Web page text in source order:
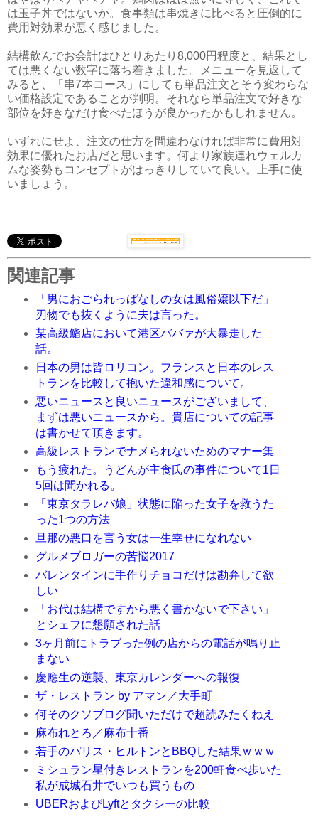
は玉子丼ではないか。食事類は串焼きに比べると圧倒的に
費用対効果が悪く感じました。
結構飲んでお会計はひとりあたり8,000円程度と、結果とし
ては悪くない数字に落ち着きました。メニューを見返して
みると、「串7本コース」にしても単品注文とそう変わらな
い価格設定であることが判明。それなら単品注文で好きな
部位を好きなだけ食べたほうが良かったかもしれません。
いずれにせよ、注文の仕方を間違わなければ非常に費用対
効果に優れたお店だと思います。何より家族連れウェルカ
ムな姿勢もコンセプトがはっきりしていて良い。上手に使
いましょう。
関連記事
「男におごられっぱなしの女は風俗嬢以下だ」
刃物でも抜くように夫は言った。
某高級鮨店において港区ババァが大暴走した
話。
日本の男は皆ロリコン。フランスと日本のレス
トランを比較して抱いた違和感について。
悪いニュースと良いニュースがございまして、
まずは悪いニュースから。貴店についての記事
は書かせて頂きます。
高級レストランでナメられないためのマナー集
もう疲れた。うどんが主食氏の事件について1日
5回は聞かれる。
「東京タラレバ娘」状態に陥った女子を救うた
った1つの方法
旦那の悪口を言う女は一生幸せになれない
グルメブロガーの苦悩2017
バレンタインに手作りチョコだけは勘弁して欲
しい
「お代は結構ですから悪く書かないで下さい」
とシェフに懇願された話
3ヶ月前にトラブった例の店からの電話が鳴り止
まない
慶應生の逆襲、東京カレンダーへの報復
ザ・レストラン by アマン／大手町
何そのクソブログ聞いただけで超読みたくねえ
麻布れとろ／麻布十番
若手のパリス・ヒルトンとBBQした結果ｗｗｗ
ミシュラン星付きレストランを200軒食べ歩いた
私が成城石井でいつも買うもの
UBERおよびLyftとタクシーの比較